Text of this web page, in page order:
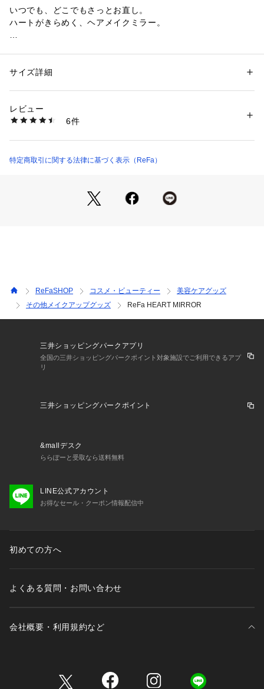
いつでも、どこでもさっとお直し。
ハートがきらめく、ヘアメイクミラー。
く丈夫な設計に。
性別：レディース
ップグッズ
商品番号： 2980200000085
サイズ詳細
レビュー
6件
特定商取引に関する法律に基づく表示（ReFa）
ReFaSHOP コスメ・ビューティー
美容ケアグッズ
その他メイクアップグッズ
ReFa HEART MIRROR
三井ショッピングパークアプリ
全国の三井ショッピングパークポイント対象施設でご利用できるアプ
リ
三井ショッピングパークポイント
&mallデスク
ららぽーと受取なら送料無料
LINE公式アカウント
お得なセール・クーポン情報配信中
初めての方へ
よくある質問・お問い合わせ
会社概要・利用規約など